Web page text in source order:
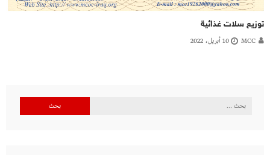
توزيع سلات غذائية
MCC 10 أبريل، 2022
البحث